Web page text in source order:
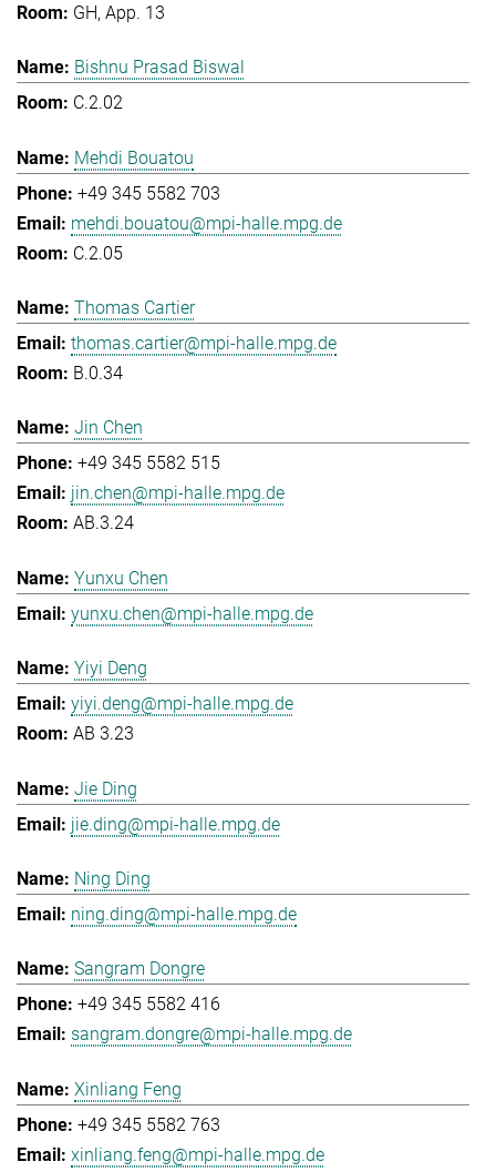
GH, App. 13
Bishnu Prasad Biswal
C.2.02
Mehdi Bouatou
+49 345 5582 703
mehdi.bouatou@mpi-halle.mpg.de
C.2.05
Thomas Cartier
thomas.cartier@mpi-halle.mpg.de
B.0.34
Jin Chen
+49 345 5582 515
jin.chen@mpi-halle.mpg.de
AB.3.24
Yunxu Chen
yunxu.chen@mpi-halle.mpg.de
Yiyi Deng
yiyi.deng@mpi-halle.mpg.de
AB 3.23
Jie Ding
jie.ding@mpi-halle.mpg.de
Ning Ding
ning.ding@mpi-halle.mpg.de
Sangram Dongre
+49 345 5582 416
sangram.dongre@mpi-halle.mpg.de
Xinliang Feng
+49 345 5582 763
xinliang.feng@mpi-halle.mpg.de